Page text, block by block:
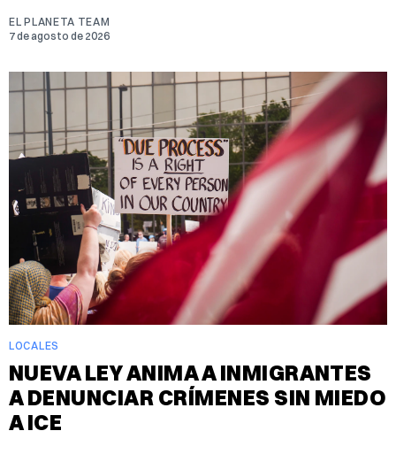
EL PLANETA TEAM
7 de agosto de 2026
LOCALES
NUEVA LEY ANIMA A INMIGRANTES
A DENUNCIAR CRÍMENES SIN MIEDO
A ICE